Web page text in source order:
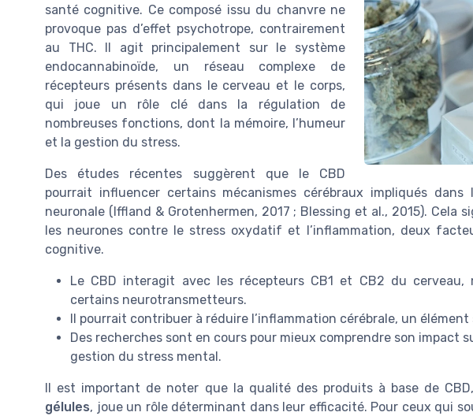
santé cognitive. Ce composé issu du chanvre ne
provoque pas d’effet psychotrope, contrairement
au THC. Il agit principalement sur le système
endocannabinoïde, un réseau complexe de
récepteurs présents dans le cerveau et le corps,
qui joue un rôle clé dans la régulation de
nombreuses fonctions, dont la mémoire, l’humeur
et la gestion du stress.
Des études récentes suggèrent que le CBD
pourrait influencer certains mécanismes cérébraux impliqués
neuronale (Iffland & Grotenhermen, 2017 ; Blessing et al., 2015). Cela
les neurones contre le stress oxydatif et l’inflammation, deux
cognitive.
Le CBD interagit avec les récepteurs CB1 et CB2 du
certains neurotransmetteurs.
Il pourrait contribuer à réduire l’inflammation cérébrale, un
Des recherches sont en cours pour mieux comprendre son impact
gestion du stress mental.
Il est important de noter que la qualité des produits à base de
gélules, joue un rôle déterminant dans leur efficacité. Pour ceux qui